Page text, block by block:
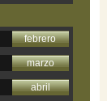
febrero
marzo
abril